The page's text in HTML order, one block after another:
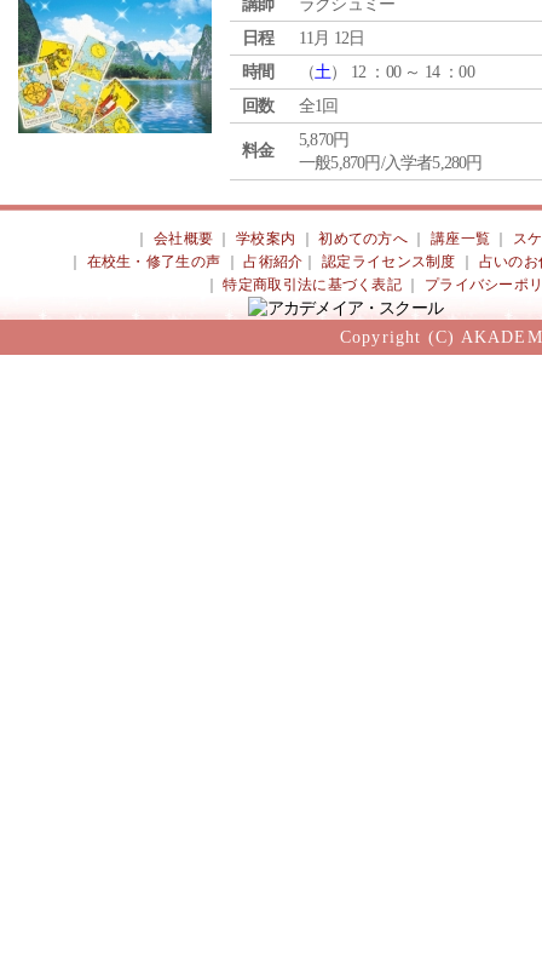
講師
ラクシュミー
日程
11月 12日
時間
（土） 12 ：00 ～ 14 ：00
回数
全1回
料金
5,870円
一般5,870円/入学者5,280円
会社概要 ｜学校案内 ｜初めての方へ 講座一覧
ス
在校生・修了生の声 ｜占術紹介 ｜認定ライセンス制度
占いのお
｜特定商取引法に基づく表記 プライバシーポ
Copyright (C)